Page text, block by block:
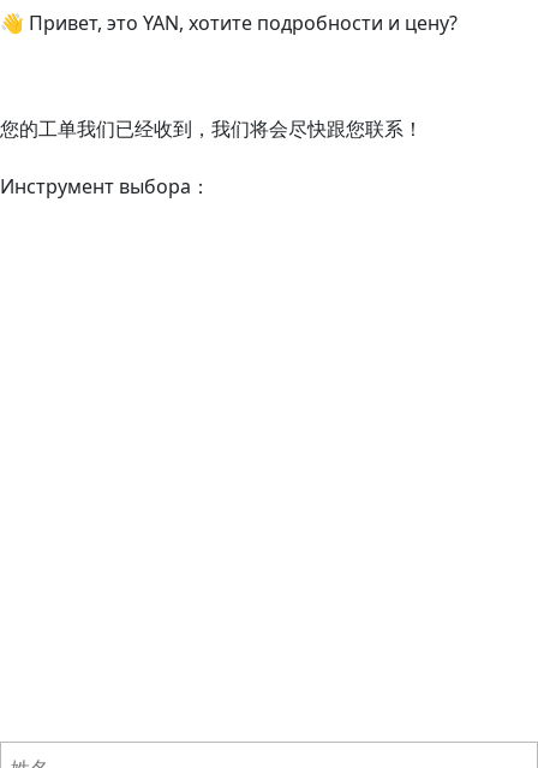
👋 Привет, это YAN, хотите подробности и цену?
您的工单我们已经收到，我们将会尽快跟您联系！
Инструмент выбора：